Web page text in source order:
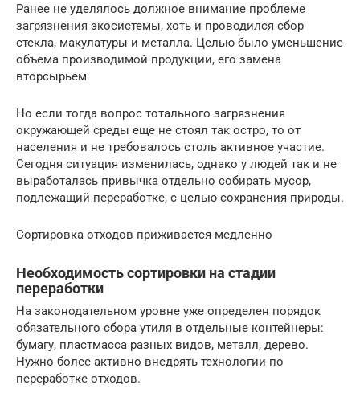
Ранее не уделялось должное внимание проблеме
загрязнения экосистемы, хоть и проводился сбор
стекла, макулатуры и металла. Целью было уменьшение
объема производимой продукции, его замена
вторсырьем
Но если тогда вопрос тотального загрязнения
окружающей среды еще не стоял так остро, то от
населения и не требовалось столь активное участие.
Сегодня ситуация изменилась, однако у людей так и не
выработалась привычка отдельно собирать мусор,
подлежащий переработке, с целью сохранения природы.
Сортировка отходов приживается медленно
Необходимость сортировки на стадии
переработки
На законодательном уровне уже определен порядок
обязательного сбора утиля в отдельные контейнеры:
бумагу, пластмасса разных видов, металл, дерево.
Нужно более активно внедрять технологии по
переработке отходов.